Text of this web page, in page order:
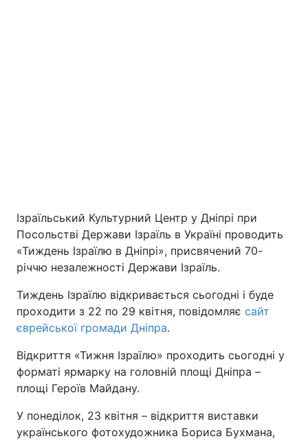
Київ Львів
Дніпро Харків
Одеса
Техно і зв'язок Лайт
Зброя Інциденти
Ізраїльський Культурний Центр у Дніпрі при
Посольстві Держави Ізраїль в Україні проводить
«Тиждень Ізраїлю в Дніпрі», присвячений 70-
річчю незалежності Держави Ізраїль.
Тиждень Ізраїлю відкривається сьогодні і буде
проходити з 22 по 29 квітня, повідомляє сайт
єврейської громади Дніпра.
Відкриття «Тижня Ізраїлю» проходить сьогодні у
форматі ярмарку на головній площі Дніпра –
площі Героїв Майдану.
У понеділок, 23 квітня – відкриття виставки
українського фотохудожника Бориса Бухмана,